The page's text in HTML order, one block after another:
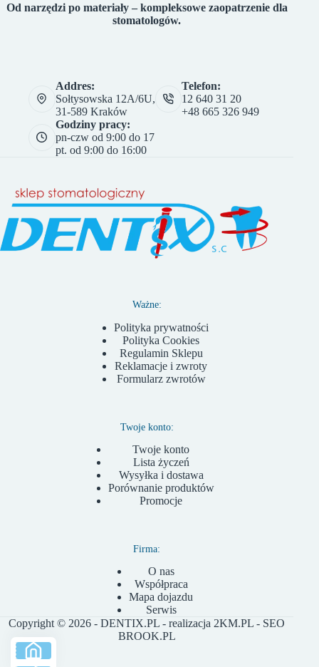
Od narzędzi po materiały – kompleksowe zaopatrzenie dla
stomatologów.
Addres:
Sołtysowska 12A/6U,
31-589 Kraków
Telefon:
12 640 31 20
+48 665 326 949
Godziny pracy:
pn-czw od 9:00 do 17
pt. od 9:00 do 16:00
Ważne:
Polityka prywatności
Polityka Cookies
Regulamin Sklepu
Reklamacje i zwroty
Formularz zwrotów
Twoje konto:
Twoje konto
Lista życzeń
Wysyłka i dostawa
Porównanie produktów
Promocje
Firma:
O nas
Współpraca
Mapa dojazdu
Serwis
Copyright © 2026 - DENTIX.PL - realizacja 2KM.PL - SEO
BROOK.PL